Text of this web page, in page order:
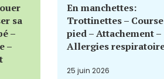
sa
–
–
En manchettes:
Trottinettes –
pied – Attachement –
Allergies
25 juin 2026